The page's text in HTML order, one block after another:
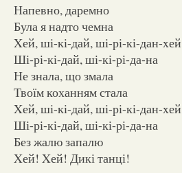
Напевно, даремно
Була я надто чемна
Xей, ші-кі-дай, ші-рі-кі-дан-xей
Ші-рі-кі-дай, ші-кі-рі-да-на
Не знала, що змала
Твоїм коханням стала
Xей, ші-кі-дай, ші-рі-кі-дан-xей
Ші-рі-кі-дай, ші-кі-рі-да-на
Без жалю запалю
Xей! Xей! Дикі танці!